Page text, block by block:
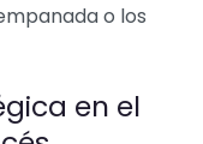
o los
en el